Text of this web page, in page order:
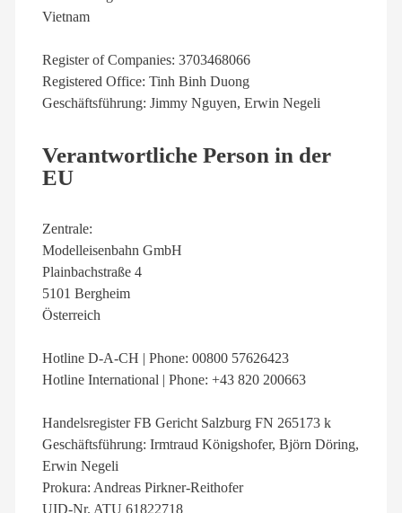
Vietnam
Register of Companies: 3703468066
Registered Office: Tinh Binh Duong
Geschäftsführung: Jimmy Nguyen, Erwin Negeli
Verantwortliche Person in der
EU
Zentrale:
Modelleisenbahn GmbH
Plainbachstraße 4
5101 Bergheim
Österreich
Hotline D-A-CH | Phone: 00800 57626423
Hotline International | Phone: +43 820 200663
Handelsregister FB Gericht Salzburg FN 265173 k
Geschäftsführung: Irmtraud Königshofer, Björn Döring,
Erwin Negeli
Prokura: Andreas Pirkner-Reithofer
UID-Nr. ATU 61822718